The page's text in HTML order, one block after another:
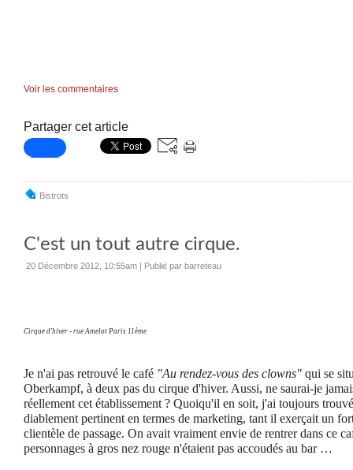
Voir les commentaires
Partager cet article
Bistrots
C'est un tout autre cirque.
20 Décembre 2012, 10:55am Publié par barreteau
Cirque d'hiver - rue Amelot Paris 11ème
Je n'ai pas retrouvé le café "Au rendez-vous des clowns" qui se
Oberkampf, à deux pas du cirque d'hiver. Aussi, ne saurai-je
réellement cet établissement ? Quoiqu'il en soit, j'ai toujours
diablement pertinent en termes de marketing, tant il exerçait un
clientèle de passage. On avait vraiment envie de rentrer dans ce
personnages à gros nez rouge n'étaient pas accoudés au bar …